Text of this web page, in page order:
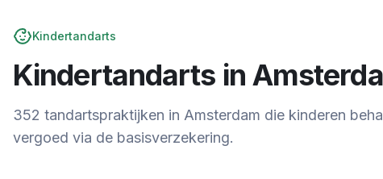
Kindertandarts
Kindertandarts in
352 tandartspraktijken in Amsterdam die kinderen
vergoed via de basisverzekering.